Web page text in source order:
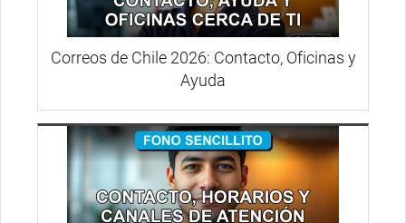
Correos de Chile 2026: Contacto, Oficinas y
Ayuda